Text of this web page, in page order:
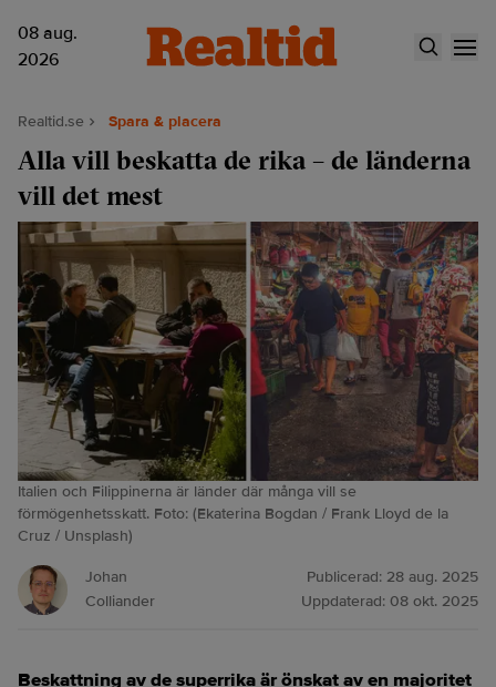
08 aug.
2026
Realtid.se Spara & placera
Alla vill beskatta de rika – de länderna
vill det mest
Italien och Filippinerna är länder där många vill se
förmögenhetsskatt. Foto: (Ekaterina Bogdan / Frank Lloyd de la
Cruz / Unsplash)
Johan
Colliander
Publicerad: 28 aug. 2025
Uppdaterad: 08 okt. 2025
Beskattning av de superrika är önskat av en majoritet